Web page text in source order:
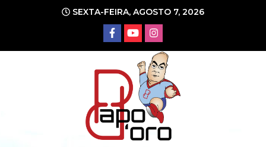
conteúdo
SEXTA-FEIRA, AGOSTO 7, 2026